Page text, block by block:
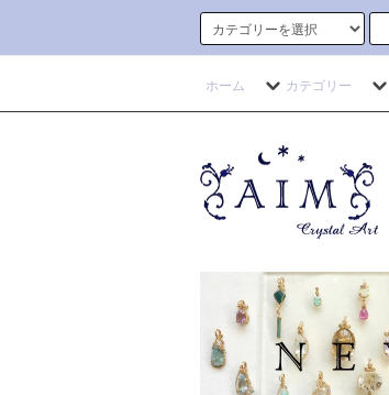
ホーム カテゴリー